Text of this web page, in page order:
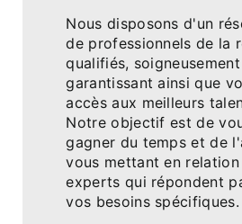
Nous disposons d'un
de professionnels de la
qualifiés,
garantissant ainsi que
accès aux meilleurs
Notre objectif est de
gagner du temps et de
vous mettant en
experts qui répondent
vos besoins spécifiques.